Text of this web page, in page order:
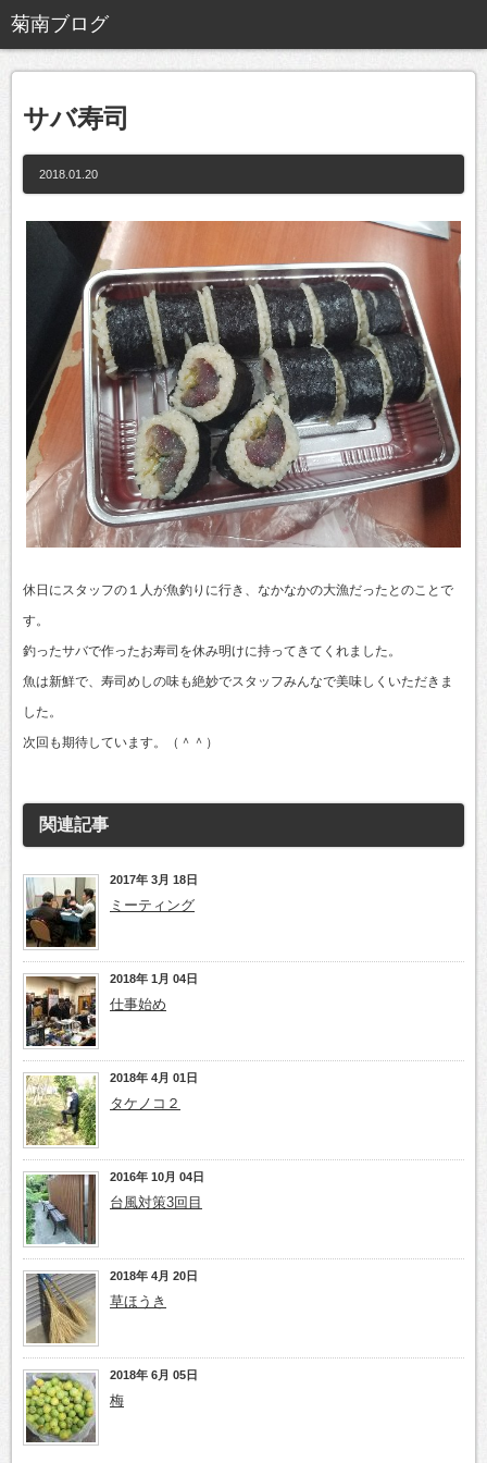
サバ寿司
2018.01.20
休日にスタッフの１人が魚釣りに行き、なかなかの大漁だったとのことで
す。
釣ったサバで作ったお寿司を休み明けに持ってきてくれました。
魚は新鮮で、寿司めしの味も絶妙でスタッフみんなで美味しくいただきま
した。
次回も期待しています。（＾＾）
関連記事
2017年 3月 18日
ミーティング
2018年 1月 04日
仕事始め
2018年 4月 01日
タケノコ２
2016年 10月 04日
台風対策3回目
2018年 4月 20日
草ほうき
2018年 6月 05日
梅